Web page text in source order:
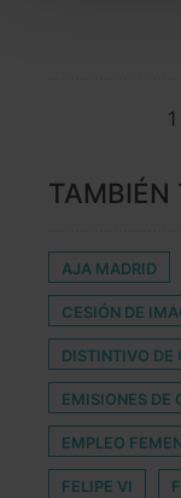
seleccionar
las que sean
1
TAMBIÉN
AJA MADRID
CESIÓN DE
DISTINTIVO DE
EMISIONES DE
EMPLEO
FELIPE VI